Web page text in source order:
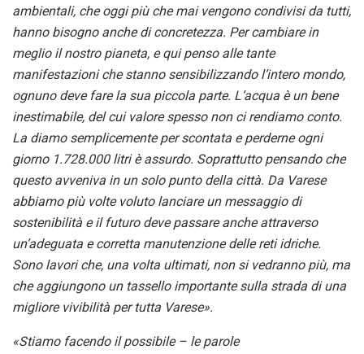
ambientali, che oggi più che mai vengono condivisi da tutti,
hanno bisogno anche di concretezza. Per cambiare in
meglio il nostro pianeta, e qui penso alle tante
manifestazioni che stanno sensibilizzando l’intero mondo,
ognuno deve fare la sua piccola parte. L’acqua è un bene
inestimabile, del cui valore spesso non ci rendiamo conto.
La diamo semplicemente per scontata e perderne ogni
giorno 1.728.000 litri è assurdo. Soprattutto pensando che
questo avveniva in un solo punto della città. Da Varese
abbiamo più volte voluto lanciare un messaggio di
sostenibilità e il futuro deve passare anche attraverso
un’adeguata e corretta manutenzione delle reti idriche.
Sono lavori che, una volta ultimati, non si vedranno più, ma
che aggiungono un tassello importante sulla strada di una
migliore vivibilità per tutta Varese».
«Stiamo facendo il possibile – le parole